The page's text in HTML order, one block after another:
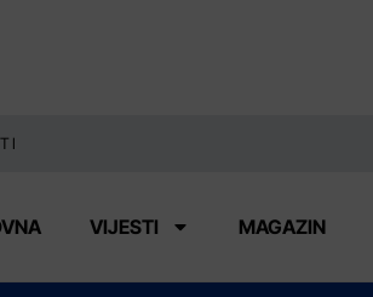
VIJESTI MAGAZIN